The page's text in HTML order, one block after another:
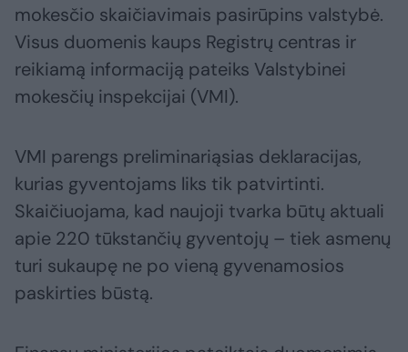
mokesčio skaičiavimais pasirūpins valstybė.
Visus duomenis kaups Registrų centras ir
reikiamą informaciją pateiks Valstybinei
mokesčių inspekcijai (VMI).
VMI parengs preliminariąsias deklaracijas,
kurias gyventojams liks tik patvirtinti.
Skaičiuojama, kad naujoji tvarka būtų aktuali
apie 220 tūkstančių gyventojų – tiek asmenų
turi sukaupę ne po vieną gyvenamosios
paskirties būstą.